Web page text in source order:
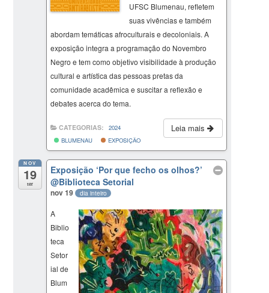
UFSC Blumenau, refletem
suas vivências e também
abordam temáticas afroculturais e decoloniais. A
exposição integra a programação do Novembro
Negro e tem como objetivo visibilidade à produção
cultural e artística das pessoas pretas da
comunidade acadêmica e suscitar a reflexão e
debates acerca do tema.
Leia mais
CATEGORIAS:
2024
BLUMENAU
EXPOSIÇÃO
NOV
19
ter
Exposição ‘Por que fecho os olhos?’
@Biblioteca Setorial
nov 19 dia inteiro
A
Biblio
teca
Setor
ial de
Blum